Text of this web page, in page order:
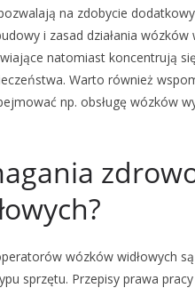
na zdobycie
i zasad działania
natomiast koncentrują
Warto również
np. obsługę wózków
wózków widłowych
sprzętu. Przepisy prawa